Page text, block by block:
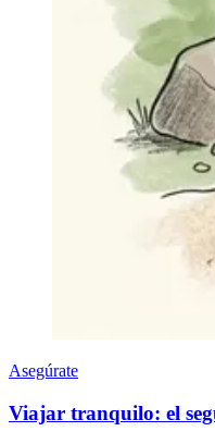
Asegúrate
Viajar tranquilo: el